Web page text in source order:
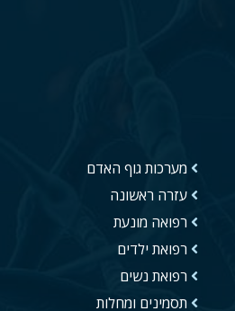
מערכות גוף האדם
עזרה ראשונה
רפואה מונעת
רפואת ילדים
רפואת נשים
תסמינים ומחלות